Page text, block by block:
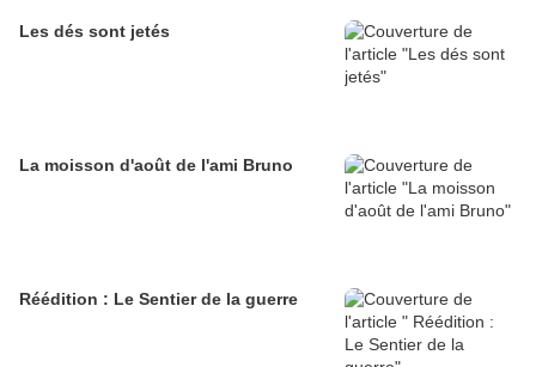
Les dés sont jetés
La moisson d'août de l'ami Bruno
Réédition : Le Sentier de la guerre